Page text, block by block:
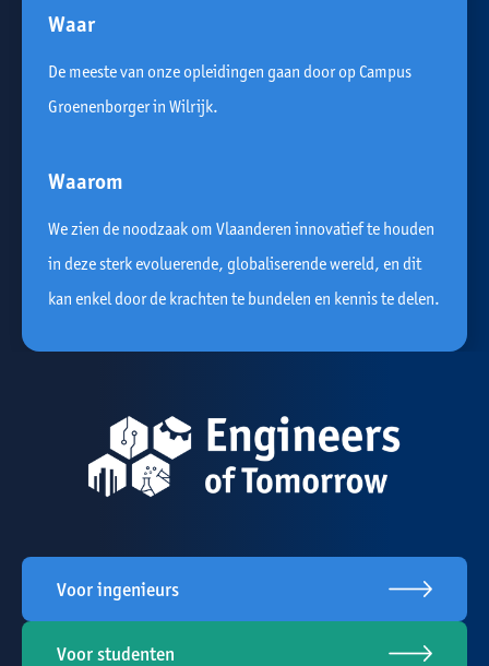
Waar
De meeste van onze opleidingen gaan door op Campus
Groenenborger in Wilrijk.
Waarom
We zien de noodzaak om Vlaanderen innovatief te houden
in deze sterk evoluerende, globaliserende wereld, en dit
kan enkel door de krachten te bundelen en kennis te delen.
Voor ingenieurs
Voor studenten